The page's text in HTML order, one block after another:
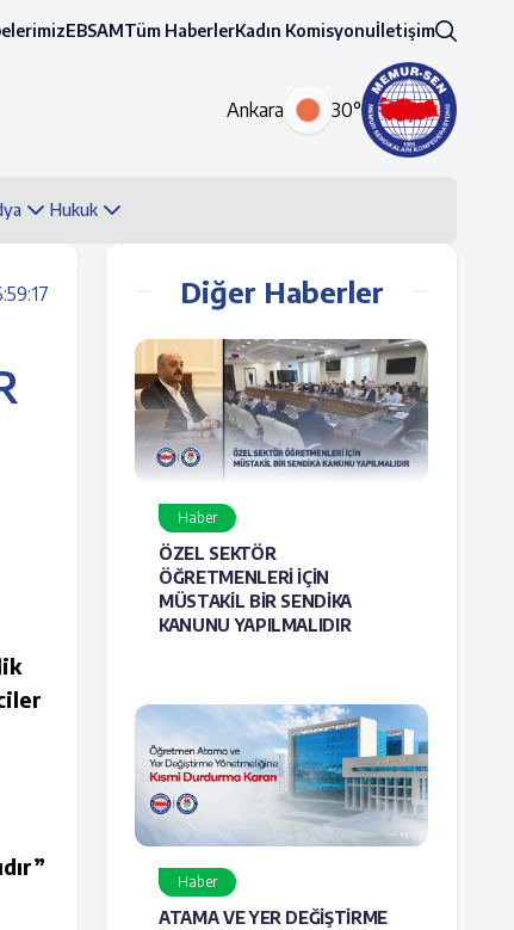
EBSAMTüm HaberlerKadın Komisyonuİletişim
Ankara 30°
Hukuk
Diğer Haberler
Haber
ÖZEL SEKTÖR
ÖĞRETMENLERİ İÇİN
MÜSTAKİL BİR SENDİKA
KANUNU YAPILMALIDIR
Haber
ATAMA VE YER DEĞİŞTİRME